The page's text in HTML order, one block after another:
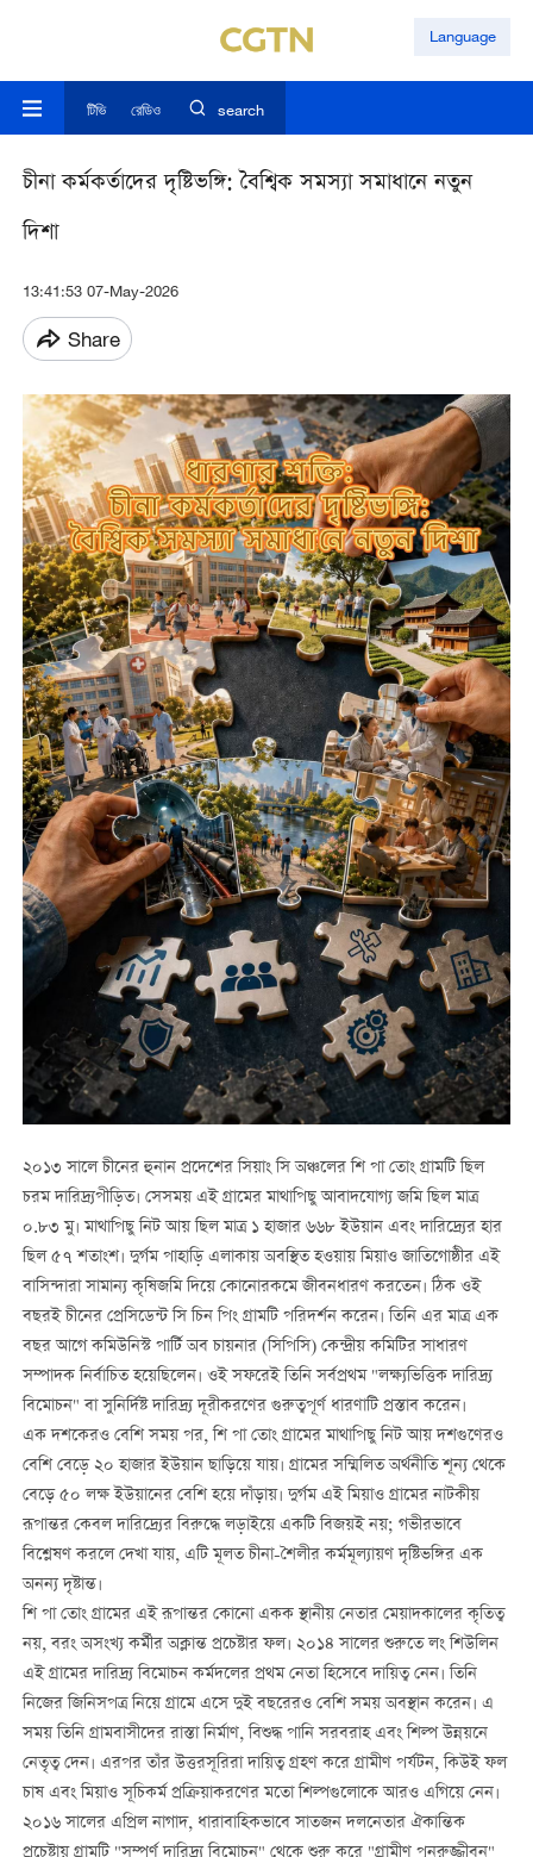
Language
টিভি রেডিও search
চীনা কর্মকর্তাদের দৃষ্টিভঙ্গি: বৈশ্বিক সমস্যা সমাধানে নতুন
দিশা
13:41:53 07-May-2026
Share
২০১৩ সালে চীনের হুনান প্রদেশের সিয়াং সি অঞ্চলের শি পা তোং গ্রামটি ছিল
চরম দারিদ্র্যপীড়িত। সেসময় এই গ্রামের মাথাপিছু আবাদযোগ্য জমি ছিল মাত্র
০.৮৩ মু। মাথাপিছু নিট আয় ছিল মাত্র ১ হাজার ৬৬৮ ইউয়ান এবং দারিদ্র্যের হার
ছিল ৫৭ শতাংশ। দুর্গম পাহাড়ি এলাকায় অবস্থিত হওয়ায় মিয়াও জাতিগোষ্ঠীর এই
বাসিন্দারা সামান্য কৃষিজমি দিয়ে কোনোরকমে জীবনধারণ করতেন। ঠিক ওই
বছরই চীনের প্রেসিডেন্ট সি চিন পিং গ্রামটি পরিদর্শন করেন। তিনি এর মাত্র এক
বছর আগে কমিউনিস্ট পার্টি অব চায়নার (সিপিসি) কেন্দ্রীয় কমিটির সাধারণ
সম্পাদক নির্বাচিত হয়েছিলেন। ওই সফরেই তিনি সর্বপ্রথম "লক্ষ্যভিত্তিক দারিদ্র্য
বিমোচন" বা সুনির্দিষ্ট দারিদ্র্য দূরীকরণের গুরুত্বপূর্ণ ধারণাটি প্রস্তাব করেন।
এক দশকেরও বেশি সময় পর, শি পা তোং গ্রামের মাথাপিছু নিট আয় দশগুণেরও
বেশি বেড়ে ২০ হাজার ইউয়ান ছাড়িয়ে যায়। গ্রামের সম্মিলিত অর্থনীতি শূন্য থেকে
বেড়ে ৫০ লক্ষ ইউয়ানের বেশি হয়ে দাঁড়ায়। দুর্গম এই মিয়াও গ্রামের নাটকীয়
রূপান্তর কেবল দারিদ্র্যের বিরুদ্ধে লড়াইয়ে একটি বিজয়ই নয়; গভীরভাবে
বিশ্লেষণ করলে দেখা যায়, এটি মূলত চীনা-শৈলীর কর্মমূল্যায়ণ দৃষ্টিভঙ্গির এক
অনন্য দৃষ্টান্ত।
শি পা তোং গ্রামের এই রূপান্তর কোনো একক স্থানীয় নেতার মেয়াদকালের কৃতিত্ব
নয়, বরং অসংখ্য কর্মীর অক্লান্ত প্রচেষ্টার ফল। ২০১৪ সালের শুরুতে লং শিউলিন
এই গ্রামের দারিদ্র্য বিমোচন কর্মদলের প্রথম নেতা হিসেবে দায়িত্ব নেন। তিনি
নিজের জিনিসপত্র নিয়ে গ্রামে এসে দুই বছরেরও বেশি সময় অবস্থান করেন। এ
সময় তিনি গ্রামবাসীদের রাস্তা নির্মাণ, বিশুদ্ধ পানি সরবরাহ এবং শিল্প উন্নয়নে
নেতৃত্ব দেন। এরপর তাঁর উত্তরসূরিরা দায়িত্ব গ্রহণ করে গ্রামীণ পর্যটন, কিউই ফল
চাষ এবং মিয়াও সূচিকর্ম প্রক্রিয়াকরণের মতো শিল্পগুলোকে আরও এগিয়ে নেন।
২০১৬ সালের এপ্রিল নাগাদ, ধারাবাহিকভাবে সাতজন দলনেতার ঐকান্তিক